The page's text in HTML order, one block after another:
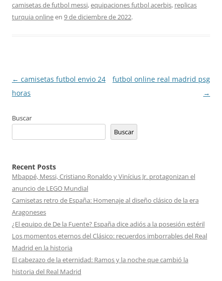
camisetas de futbol messi,equipaciones futbol acerbis, replicas
turquia onlineen 9 de diciembre de 2022.
Navegación
de
← camisetas futbol envio 24
horas
futbol online real madrid psg
→
Buscar
Buscar
Recent Posts
Mbappé, Messi, Cristiano Ronaldo y Vinícius Jr. protagonizan el
anuncio de LEGO Mundial
Camisetas retro de España: Homenaje al diseño clásico de la era
Aragoneses
¿El equipo de De la Fuente? España dice adiós a la posesión estéril
Los momentos eternos del Clásico: recuerdos imborrables del Real
Madrid en la historia
El cabezazo de la eternidad: Ramos y la noche que cambió la
historia del Real Madrid